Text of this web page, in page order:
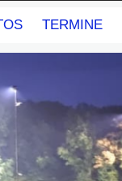
TERMINE